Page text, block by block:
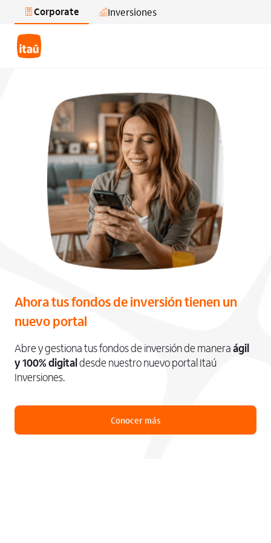
Saltar al contenido principal
Corporate Inversiones
Ahora tus fondos de inversión tienen un
nuevo portal
Abre y gestiona tus fondos de inversión de manera ágil
y 100% digitaldesde nuestro nuevo portal Itaú
Inversiones.
Conocer más